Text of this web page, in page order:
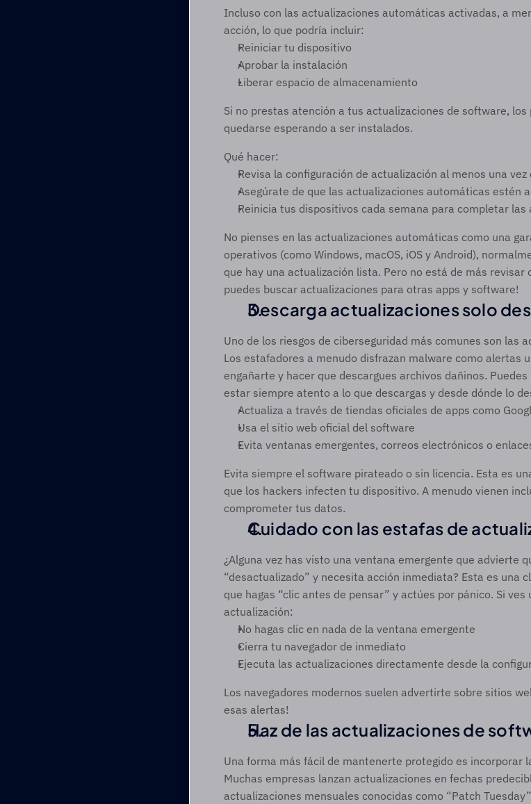
Incluso con las actualizaciones automáticas activadas, a
acción, lo que podría incluir:
Reiniciar tu dispositivo
Aprobar la instalación
Liberar espacio de almacenamiento
Si no prestas atención a tus actualizaciones de software, los
quedarse esperando a ser instalados.
Qué hacer:
Revisa la configuración de actualización al menos una
Asegúrate de que las actualizaciones automáticas estén
Reinicia tus dispositivos cada semana para completar
No pienses en las actualizaciones automáticas como una
operativos (como Windows, macOS, iOS y Android),
que hay una actualización lista. Pero no está de más revisar
puedes buscar actualizaciones para otras apps y software!
Descarga actualizaciones solo
Uno de los riesgos de ciberseguridad más comunes son las
Los estafadores a menudo disfrazan malware como alertas
engañarte y hacer que descargues archivos dañinos.
estar siempre atento a lo que descargas y desde dónde lo
Actualiza a través de tiendas oficiales de apps como
Usa el sitio web oficial del software
Evita ventanas emergentes, correos electrónicos o
Evita siempre el software pirateado o sin licencia. Esta es
que los hackers infecten tu dispositivo. A menudo vienen
comprometer tus datos.
Cuidado con las estafas de
¿Alguna vez has visto una ventana emergente que advierte
“desactualizado” y necesita acción inmediata? Esta es una
que hagas “clic antes de pensar” y actúes por pánico. Si
actualización:
No hagas clic en nada de la ventana emergente
Cierra tu navegador de inmediato
Ejecuta las actualizaciones directamente desde la
Los navegadores modernos suelen advertirte sobre sitios
esas alertas!
Haz de las actualizaciones de
Una forma más fácil de mantenerte protegido es incorporar
Muchas empresas lanzan actualizaciones en fechas
actualizaciones mensuales conocidas como “Patch